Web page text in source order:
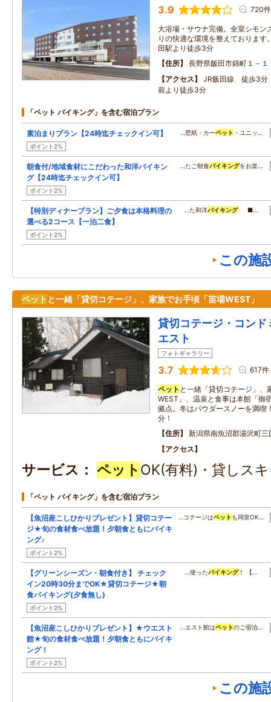
3.9 720件
大浴場・サウナ完備。全室シモン
りの快適な環境を整えております
田駅より徒歩3分
住所
長野県飯田市錦町１－１
アクセス
JR飯田線 徒歩3分
前より徒歩3分
「ペット バイキング」を含む宿泊プラン
素泊まりプラン【24時迄チェックイン可】
ポイント2%
…壁紙・カーペット ・ユニッ…
朝食付/地域食材にこだわった和洋バイキン
グ【24時迄チェックイン可】
ポイント2%
…たご朝食バイキングをお楽…
【特別ディナープラン】ご夕食は本格料理の
選べる2コース【一泊二食】
ポイント2%
…た和洋バイキング■…
この施
ペット と一緒「貸切コテージ」、家族でお手頃「苗場WEST」
貸切コテージ・コン
エスト
フォトギャラリー
3.7 617件
ペット と一緒「貸切コテージ」、
WEST」、温泉と食事は本館「御
拠点。冬はパウダースノーを満喫
分！
住所
新潟県南魚沼郡湯沢町
アクセス
サービス ペット OK(有料)・貸しス
「ペット バイキング」を含む宿泊プラン
【魚沼産こしひかりプレゼント】貸切コテー
ジ★旬の食材食べ放題！夕朝食ともにバイキ
ング♪
ポイント2%
…コテージはペット も同室OK…
【グリーンシーズン・朝食付き】 チェック
イン20時30分までOK★貸切コテージ★朝
食バイキング(夕食無し)
ポイント2%
…使ったバイキング！ 【…
【魚沼産こしひかりプレゼント】★ウエスト
館★旬の食材食べ放題！夕朝食ともにバイキ
ング！
ポイント2%
…エスト館はペットのご宿泊…
この施